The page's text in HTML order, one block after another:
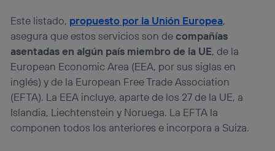
Este listado, propuesto por la Unión Europea,
asegura que estos servicios son decompañías
asentadas en algún país miembro de la UE, de la
European Economic Area (EEA, por sus siglas en
inglés) y de la European Free Trade Association
(EFTA). La EEA incluye, aparte de los 27 de la UE, a
Islandia, Liechtenstein y Noruega. La EFTA la
componen todos los anteriores e incorpora a Suiza.
información de la cuenta de cliente de
telecomunicaciones vinculada a la conexión que utilizas
(p. ej., número de teléfono móvil).
Este identificador se asigna a la conexión de internet, por
lo que cualquier persona que conecte su dispositivo y
consienta el uso de la tecnología recibirá el mismo
identificador. Típicamente:
Si utilizas una conexión de banda ancha(p. ej., Wi-Fi),
el marketing o análisis se realizará en función de las
actividades de navegación de los miembros del hogar